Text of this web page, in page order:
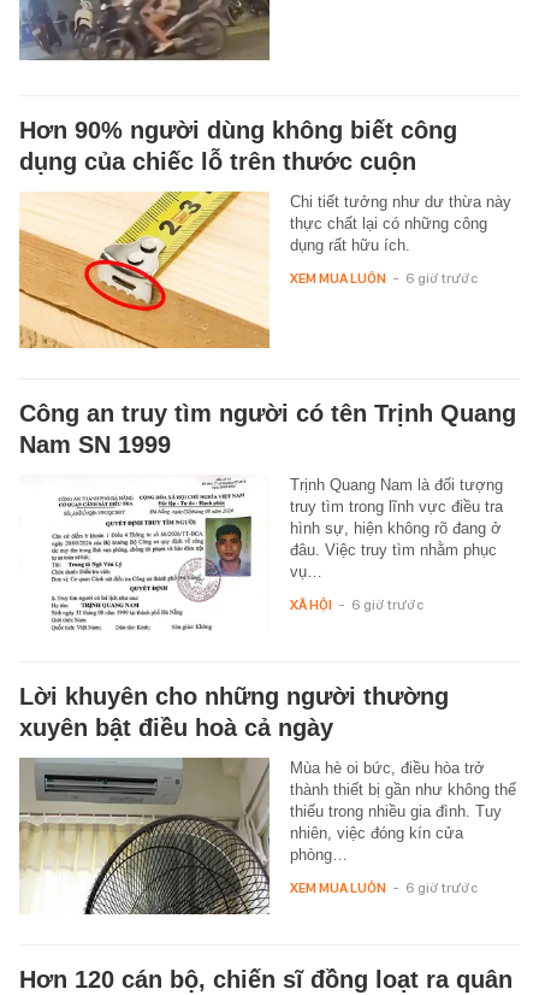
Hơn 90% người dùng không biết công
dụng của chiếc lỗ trên thước cuộn
Chi tiết tưởng như dư thừa này
thực chất lại có những công
dụng rất hữu ích.
XEM MUA LUÔN - 6 giờ trước
Công an truy tìm người có tên Trịnh Quang
Nam SN 1999
Trịnh Quang Nam là đối tượng
truy tìm trong lĩnh vực điều tra
hình sự, hiện không rõ đang ở
đâu. Việc truy tìm nhằm phục
vụ…
XÃ HỘI - 6 giờ trước
Lời khuyên cho những người thường
xuyên bật điều hoà cả ngày
Mùa hè oi bức, điều hòa trở
thành thiết bị gần như không thể
thiếu trong nhiều gia đình. Tuy
nhiên, việc đóng kín cửa
phòng…
XEM MUA LUÔN - 6 giờ trước
Hơn 120 cán bộ, chiến sĩ đồng loạt ra quân